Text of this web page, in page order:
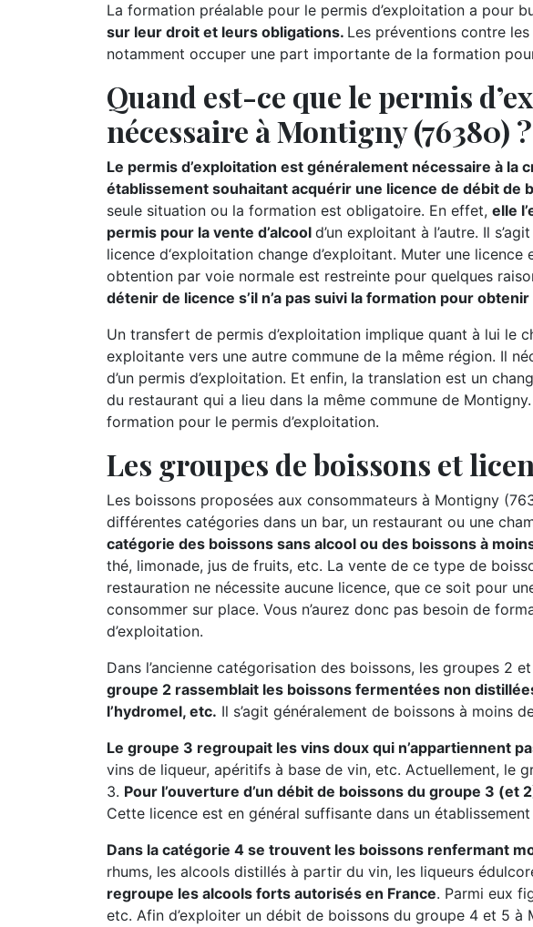
La formation préalable pour le permis d’exploitation a pour
sur leur droit et leurs obligations. Les préventions contre
notamment occuper une part importante de la formation
Quand est-ce que le permis
nécessaire à Montigny (76380) ?
Le permis d’exploitation est généralement nécessaire à la
établissement souhaitant acquérir une licence de débit de
seule situation ou la formation est obligatoire. En effet, elle
permis pour la vente d’alcool d’un exploitant à l’autre. Il
licence d‘exploitation change d’exploitant. Muter une licence
obtention par voie normale est restreinte pour quelques
détenir de licence s’il n’a pas suivi la formation pour
Un transfert de permis d’exploitation implique quant à lui le
exploitante vers une autre commune de la même région. Il
d’un permis d’exploitation. Et enfin, la translation est un
du restaurant qui a lieu dans la même commune de
formation pour le permis d’exploitation.
Les groupes de boissons et
Les boissons proposées aux consommateurs à Montigny
différentes catégories dans un bar, un restaurant ou une
catégorie des boissons sans alcool ou des boissons à moins
thé, limonade, jus de fruits, etc. La vente de ce type de
restauration ne nécessite aucune licence, que ce soit pour
consommer sur place. Vous n’aurez donc pas besoin de
d’exploitation.
Dans l’ancienne catégorisation des boissons, les groupes 2
groupe 2 rassemblait les boissons fermentées non
l’hydromel, etc. Il s’agit généralement de boissons à moins
Le groupe 3 regroupait les vins doux qui n’appartiennent
vins de liqueur, apéritifs à base de vin, etc. Actuellement, le
3. Pour l’ouverture d’un débit de boissons du groupe 3 (et
Cette licence est en général suffisante dans un
Dans la catégorie 4 se trouvent les boissons renfermant
rhums, les alcools distillés à partir du vin, les liqueurs
regroupe les alcools forts autorisés en France. Parmi eux
etc. Afin d’exploiter un débit de boissons du groupe 4 et 5 à